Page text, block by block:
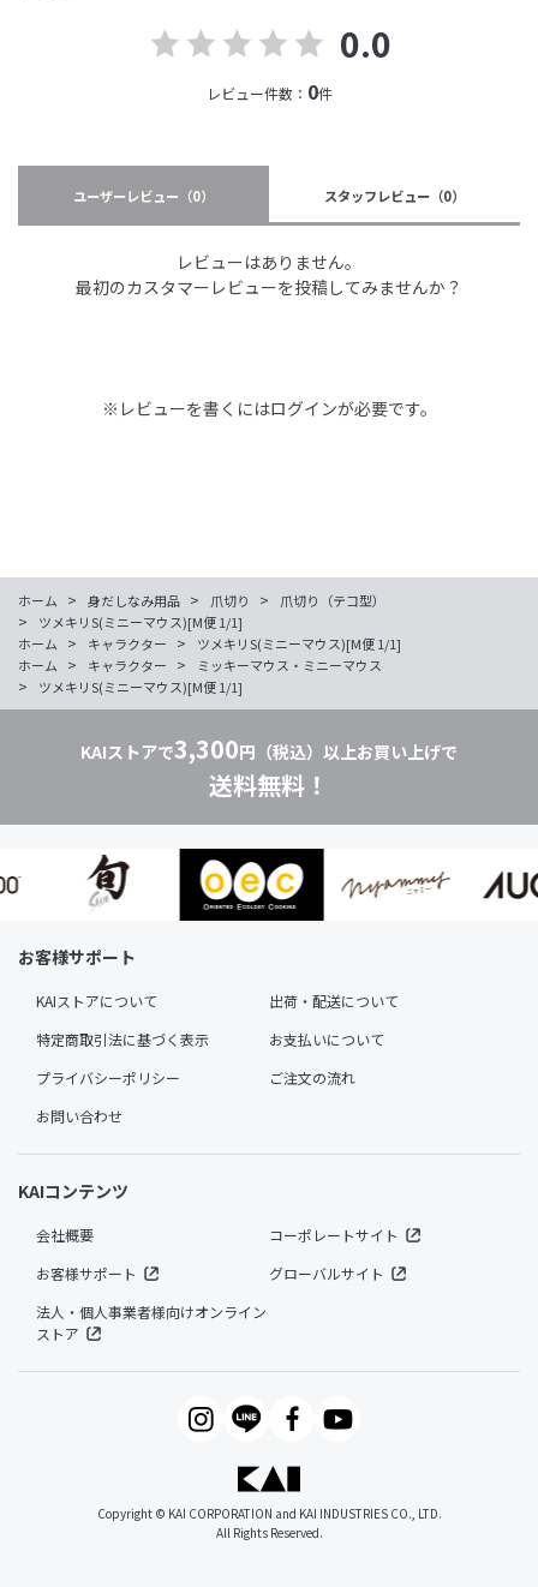
0.0
レビュー件数： 0件
ユーザーレビュー （0） スタッフレビュー （0）
レビューはありません。
最初のカスタマーレビューを投稿してみませんか？
※レビューを書くにはログインが必要です。
ホーム > 身だしなみ用品 > 爪切り > 爪切り（テコ型）
>
ツメキリS(ミニーマウス)[M便 1/1]
ホーム
> キャラクター >
ツメキリS(ミニーマウス)[M便 1/1]
ホーム
> キャラクター > ミッキーマウス・ミニーマウス
> ツメキリS(ミニーマウス)[M便 1/1]
KAIストアで3,300円（税込）以上お買い上げで
送料無料！
お客様サポート
KAIストアについて
出荷・配送について
特定商取引法に基づく表示
お支払いについて
プライバシーポリシー
ご注文の流れ
お問い合わせ
KAIコンテンツ
会社概要
コーポレートサイト
お客様サポート
グローバルサイト
法人・個人事業者様向けオンライン
ストア
Copyright © KAI CORPORATION and KAI INDUSTRIES CO., LTD.
All Rights Reserved.